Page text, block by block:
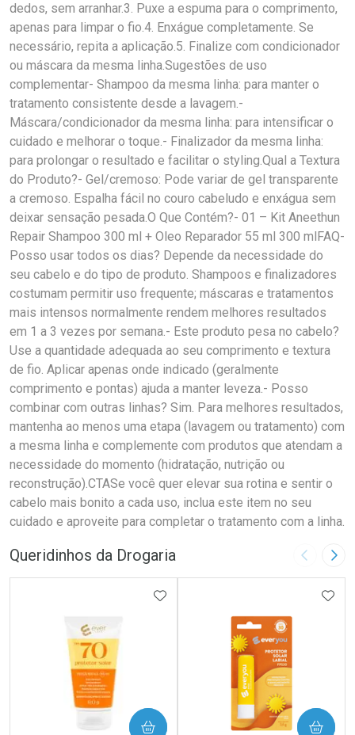
dedos, sem arranhar.3. Puxe a espuma para o comprimento,
apenas para limpar o fio.4. Enxágue completamente. Se
necessário, repita a aplicação.5. Finalize com condicionador
ou máscara da mesma linha.Sugestões de uso
complementar- Shampoo da mesma linha: para manter o
tratamento consistente desde a lavagem.-
Máscara/condicionador da mesma linha: para intensificar o
cuidado e melhorar o toque.- Finalizador da mesma linha:
para prolongar o resultado e facilitar o styling.Qual a Textura
do Produto?- Gel/cremoso: Pode variar de gel transparente
a cremoso. Espalha fácil no couro cabeludo e enxágua sem
deixar sensação pesada.O Que Contém?- 01 – Kit Aneethun
Repair Shampoo 300 ml + Oleo Reparador 55 ml 300 mlFAQ-
Posso usar todos os dias? Depende da necessidade do
seu cabelo e do tipo de produto. Shampoos e finalizadores
costumam permitir uso frequente; máscaras e tratamentos
mais intensos normalmente rendem melhores resultados
em 1 a 3 vezes por semana.- Este produto pesa no cabelo?
Use a quantidade adequada ao seu comprimento e textura
de fio. Aplicar apenas onde indicado (geralmente
comprimento e pontas) ajuda a manter leveza.- Posso
combinar com outras linhas? Sim. Para melhores resultados,
mantenha ao menos uma etapa (lavagem ou tratamento) com
a mesma linha e complemente com produtos que atendam a
necessidade do momento (hidratação, nutrição ou
reconstrução).CTASe você quer elevar sua rotina e sentir o
cabelo mais bonito a cada uso, inclua este item no seu
cuidado e aproveite para completar o tratamento com a linha.
Queridinhos da Drogaria Imagem
ADICIONAR AOS FAVORITOS
COMPRAR COMPRAR